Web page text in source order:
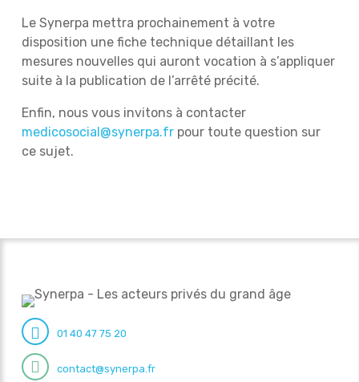
Le Synerpa mettra prochainement à votre
disposition une fiche technique détaillant les
mesures nouvelles qui auront vocation à s’appliquer
suite à la publication de l’arrêté précité.
Enfin, nous vous invitons à contacter
medicosocial@synerpa.frpour toute question sur
ce sujet.
01 40 47 75 20
contact@synerpa.fr